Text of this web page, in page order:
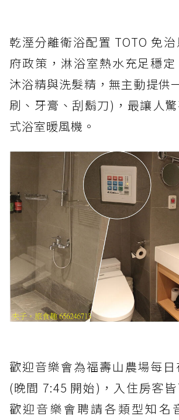
乾溼分離衛浴配置 TOTO 免
府政策，淋浴室熱水充足穩
沐浴精與洗髮精，無主動提供
刷、牙膏、刮鬍刀)，最讓人
式浴室暖風機。
歡迎音樂會為福壽山農場每
(晚間 7:45 開始)，入住房客皆
歡迎音樂會聘請各類型知名